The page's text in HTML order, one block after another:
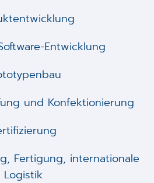
Entwicklung
und Konfektionierung
Fertigung, internationale
Logistik